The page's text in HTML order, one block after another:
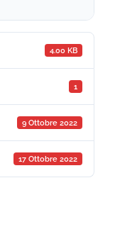
4.00 KB
1
9 Ottobre 2022
17 Ottobre 2022